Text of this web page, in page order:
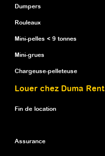
Dumpers
Rouleaux
Mini-pelles < 9 tonnes
Mini-grues
Chargeuse-pelleteuse
Louer chez Duma Rent
Fin de location
Assurance